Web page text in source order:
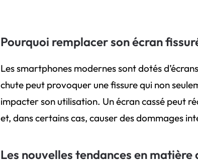
Pourquoi remplacer son écran
Les smartphones modernes sont dotés
chute peut provoquer une fissure qui non
impacter son utilisation. Un écran cassé peut
et, dans certains cas, causer des dommages
Les nouvelles tendances en matière